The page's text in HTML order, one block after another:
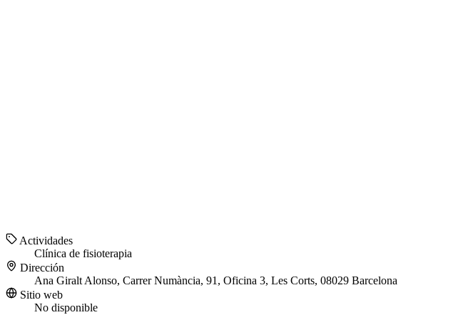
Actividades
Clínica de fisioterapia
Dirección
Ana Giralt Alonso, Carrer Numància, 91, Oficina 3, Les Corts, 08029 Barcelona
Sitio web
No disponible